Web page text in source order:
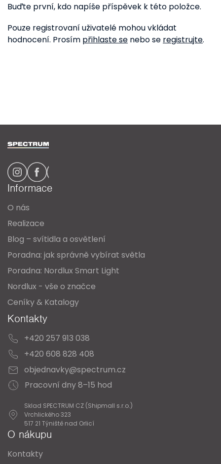
Buďte první, kdo napíše příspěvek k této položce.
Pouze registrovaní uživatelé mohou vkládat
hodnocení. Prosím přihlaste se nebo se registrujte.
Informace
O nás
Realizace
Blog – svítidla a osvětlení
Poradna: jak správně vybírat světla
Poradna: Nordlux Smart Light
Nordlux - vše o značce
Ceníky & Katalogy
Kontakty
+420 257 913 038
+420 608 828 408
objednavky@spectrum.cz
Pracovní dny 8–15 hod
Sklad SPECTRUM CZ (Shipmall s.r.o.)
Vrchlického 323
517 21 Týniště nad Orlicí
O nákupu
Kontakty